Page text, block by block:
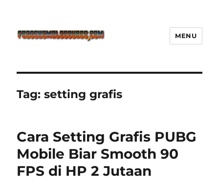
Defense Main Game Ini Pasti
Ketagihan!
MENU
Tag:setting grafis
Cara Setting Grafis PUBG
Mobile Biar Smooth 90
FPS di HP 2 Jutaan